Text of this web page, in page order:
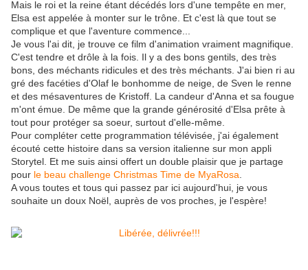
Mais le roi et la reine étant décédés lors d'une tempête en mer,
Elsa est appelée à monter sur le trône. Et c'est là que tout se
complique et que l'aventure commence...
Je vous l'ai dit, je trouve ce film d'animation vraiment magnifique.
C'est tendre et drôle à la fois. Il y a des bons gentils, des très
bons, des méchants ridicules et des très méchants. J'ai bien ri au
gré des facéties d'Olaf le bonhomme de neige, de Sven le renne
et des mésaventures de Kristoff. La candeur d'Anna et sa fougue
m'ont émue. De même que la grande générosité d'Elsa prête à
tout pour protéger sa soeur, surtout d'elle-même.
Pour compléter cette programmation télévisée, j'ai également
écouté cette histoire dans sa version italienne sur mon appli
Storytel. Et me suis ainsi offert un double plaisir que je partage
pour le beau challenge Christmas Time de MyaRosa
A vous toutes et tous qui passez par ici aujourd'hui, je vous
souhaite un doux Noël, auprès de vos proches, je l'espère!